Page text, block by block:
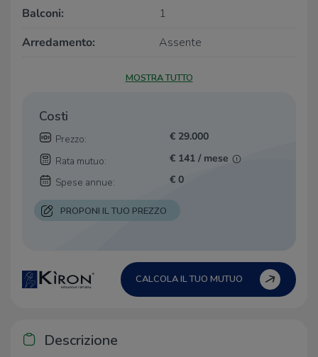
Balconi:
1
Arredamento:
Assente
MOSTRA TUTTO
Costi
Prezzo:
€ 29.000
Rata mutuo:
€ 141 / mese
Spese annue:
€ 0
PROPONI IL TUO PREZZO
CALCOLA IL TUO MUTUO
Descrizione